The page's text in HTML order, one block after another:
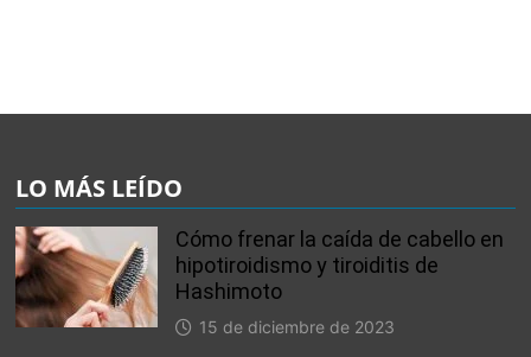
LO MÁS LEÍDO
Cómo frenar la caída de cabello en
hipotiroidismo y tiroiditis de
Hashimoto
15 de diciembre de 2023